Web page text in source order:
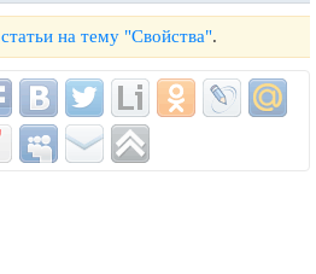
статьи на тему "Свойства".